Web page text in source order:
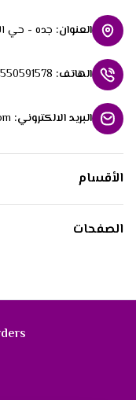
العنوان: جده - حي
الهاتف:
البريد الالكتروني:
الأقسام
الصفحات